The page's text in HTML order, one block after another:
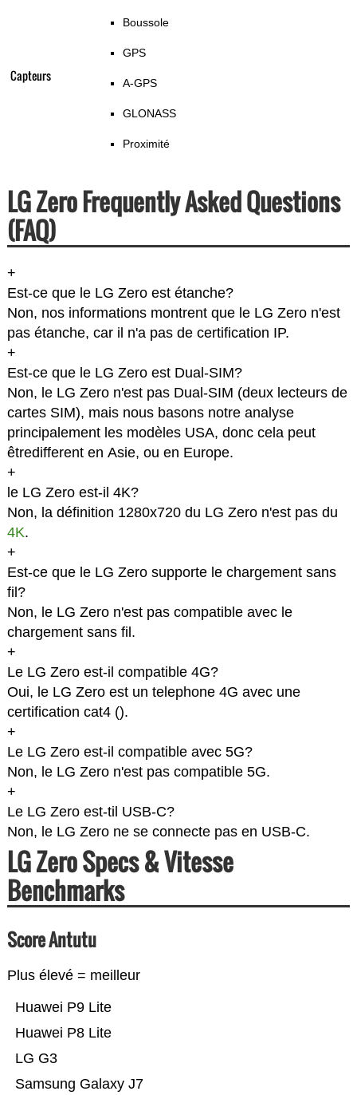
Capteurs
Boussole
GPS
A-GPS
GLONASS
Proximité
LG Zero Frequently Asked Questions
(FAQ)
+
Est-ce que le LG Zero est étanche?
Non, nos informations montrent que le LG Zero n'est
pas étanche, car il n'a pas de certification IP.
+
Est-ce que le LG Zero est Dual-SIM?
Non, le LG Zero n'est pas Dual-SIM (deux lecteurs de
cartes SIM), mais nous basons notre analyse
principalement les modèles USA, donc cela peut
êtredifferent en Asie, ou en Europe.
+
le LG Zero est-il 4K?
Non, la définition 1280x720 du LG Zero n'est pas du
4K.
+
Est-ce que le LG Zero supporte le chargement sans
fil?
Non, le LG Zero n'est pas compatible avec le
chargement sans fil.
+
Le LG Zero est-il compatible 4G?
Oui, le LG Zero est un telephone 4G avec une
certification cat4 ().
+
Le LG Zero est-il compatible avec 5G?
Non, le LG Zero n'est pas compatible 5G.
+
Le LG Zero est-til USB-C?
Non, le LG Zero ne se connecte pas en USB-C.
LG Zero Specs & Vitesse
Benchmarks
Score Antutu
Plus élevé = meilleur
Samsung Galaxy J7
LG G3
Huawei P8 Lite
Huawei P9 Lite